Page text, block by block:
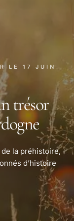
LE 17 JUIN
trésor
de la préhistoire,
d’histoire